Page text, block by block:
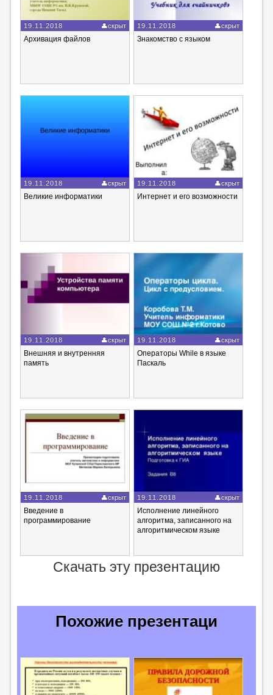
19.11.2018 скрыт
Архивация файлов
19.11.2018 скрыт
Знакомство с языком
19.11.2018 скрыт
Великие информатики
19.11.2018 скрыт
Интернет и его возможности
19.11.2018 скрыт
Внешняя и внутренняя
память
19.11.2018 скрыт
Операторы While в языке
Паскаль
19.11.2018 скрыт
Введение в
программирование
19.11.2018 скрыт
Исполнение линейного
алгоритма, записанного на
алгоритмическом языке
Скачать эту презентацию
Похожие презентаци